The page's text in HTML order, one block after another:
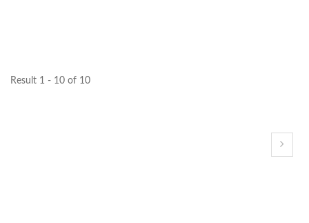
Result 1 - 10 of 10